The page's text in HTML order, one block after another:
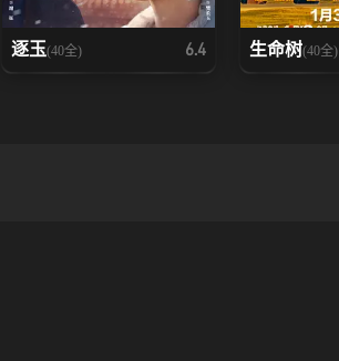
逐玉(40全) 6.4 生命树(40全)